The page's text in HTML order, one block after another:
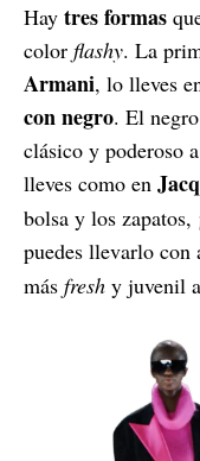
Hay tres formas
color flashy. La
Armani, lo lleves
con negro. El
clásico y poderoso
lleves como en
bolsa y los
puedes llevarlo
más fresh y juvenil